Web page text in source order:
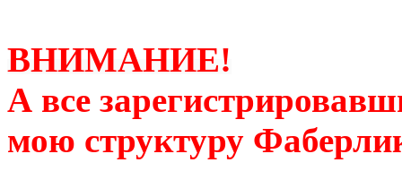
ВНИМАНИЕ!
А все
мою структуру